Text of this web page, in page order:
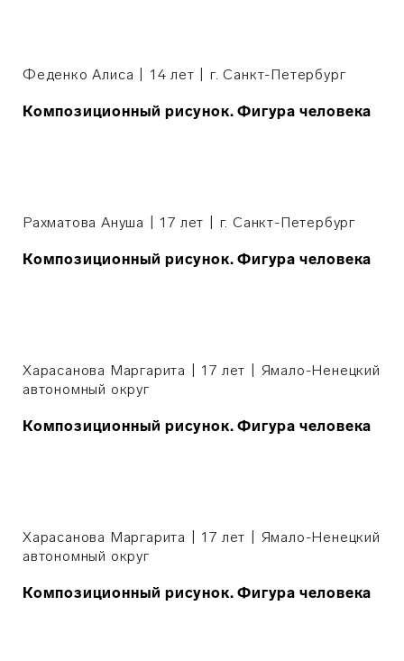
Феденко Алиса | 14 лет | г. Санкт-Петербург
Композиционный рисунок. Фигура человека
Рахматова Ануша | 17 лет | г. Санкт-Петербург
Композиционный рисунок. Фигура человека
Харасанова Маргарита | 17 лет | Ямало-Ненецкий
автономный округ
Композиционный рисунок. Фигура человека
Харасанова Маргарита | 17 лет | Ямало-Ненецкий
автономный округ
Композиционный рисунок. Фигура человека